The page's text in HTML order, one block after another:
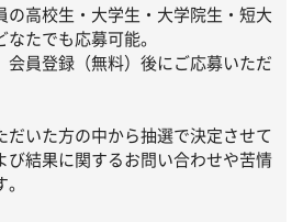
の高校生・大学生・大学院生・短大
たでも応募可能。
員登録（無料）後にご応募いただ
だいた方の中から抽選で決定させて
び結果に関するお問い合わせや苦情